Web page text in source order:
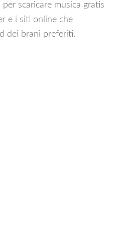
scaricare musica gratis
e i siti online che
dei brani preferiti.